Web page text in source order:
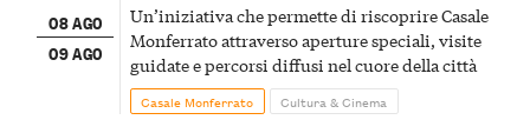
08 AGO
09 AGO
Un’iniziativa che permette di riscoprire Casale
Monferrato attraverso aperture speciali, visite
guidate e percorsi diffusi nel cuore della città
Casale Monferrato Cultura & Cinema